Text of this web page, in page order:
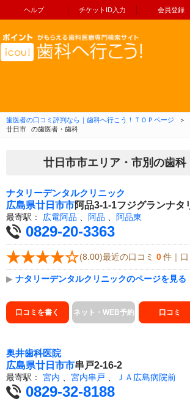
ヘルプ チケットID入力 会員登録
コンテンツへ
歯医者の口コミ評判なら｜歯科へ行こう！ＴＯＰページ ＞
廿日市
の歯医者・歯科
廿日市市エリア・市別の歯科
ナタリーデンタルクリニック
広島県廿日市市阿品3-1-1フジグランナタ
最寄駅： 広電阿品 阿品 阿品東
0829-20-3363
(8.00)最近の口コミ 0 件｜
▶ ナタリーデンタルクリニックのページを見る
口コミを書く ネット・WEB予約 口コミ
奥井歯科医院
広島県廿日市市串戸2-16-2
最寄駅： 宮内 、 宮内串戸 、 ＪＡ広島病院前
0829-32-8188